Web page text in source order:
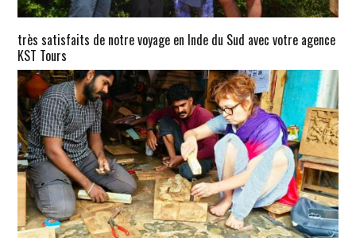
très satisfaits de notre voyage en Inde du Sud avec votre agence
KST Tours